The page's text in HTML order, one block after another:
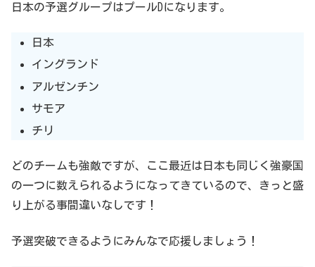
日本の予選グループはプールDになります。
日本
イングランド
アルゼンチン
サモア
チリ
どのチームも強敵ですが、ここ最近は日本も同じく強豪国
の一つに数えられるようになってきているので、きっと盛
り上がる事間違いなしです！
予選突破できるようにみんなで応援しましょう！